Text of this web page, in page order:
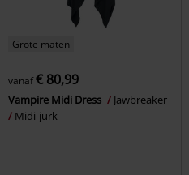
Grote maten
vanaf€ 80,99
Vampire Midi Dress
Jawbreaker
Midi-jurk